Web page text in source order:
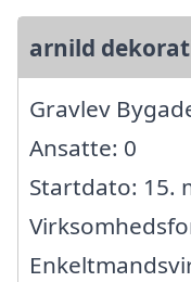
arnild
Gravlev
Ansatte: 0
Startdato: 15.